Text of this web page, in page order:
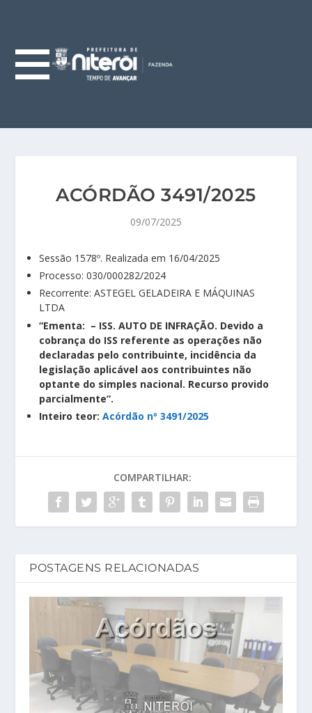
ACÓRDÃO 3491/2025
09/07/2025
Sessão 1578º. Realizada em 16/04/2025
Processo: 030/000282/2024
Recorrente: ASTEGEL GELADEIRA E MÁQUINAS
LTDA
“Ementa: – ISS. AUTO DE INFRAÇÃO. Devido a
cobrança do ISS referente as operações não
declaradas pelo contribuinte, incidência da
legislação aplicável aos contribuintes não
optante do simples nacional. Recurso provido
parcialmente”.
Inteiro teor:Acórdão nº 3491/2025
COMPARTILHAR:
POSTAGENS RELACIONADAS